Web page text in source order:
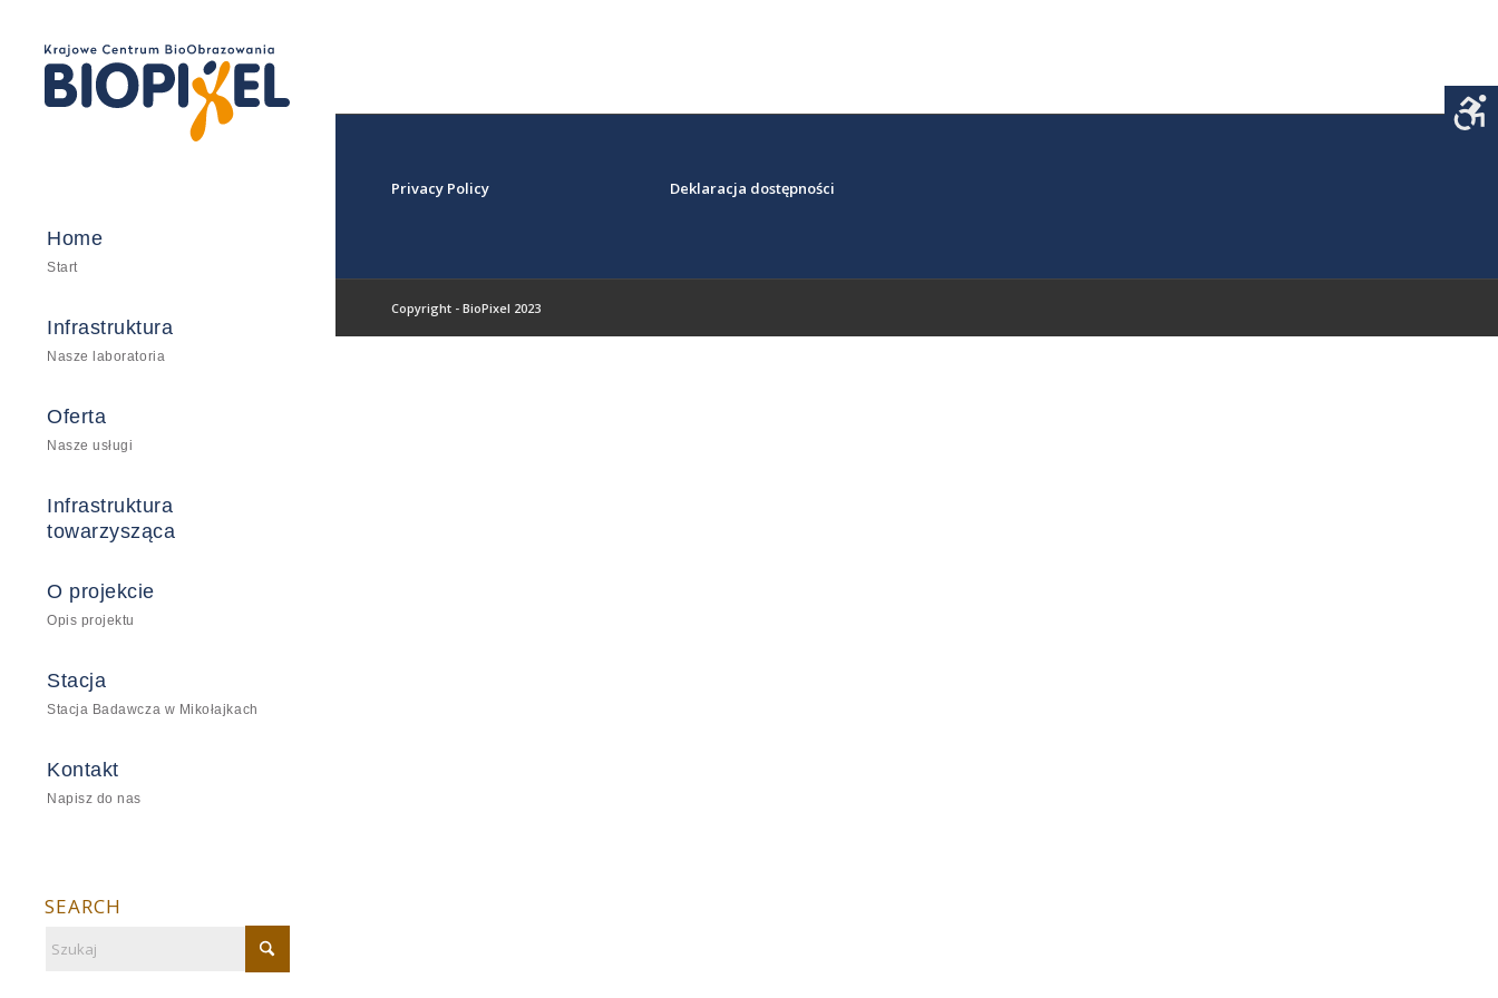
Home
Start
Infrastruktura
Nasze laboratoria
Oferta
Nasze usługi
Infrastruktura
towarzysząca
O projekcie
Opis projektu
Stacja
Stacja Badawcza w Mikołajkach
Kontakt
Napisz do nas
SEARCH
pomocą Technik
Privacy Policy Deklaracja dostępności
Copyright - BioPixel 2023